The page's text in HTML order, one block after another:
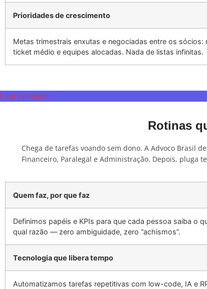
Prioridades de crescimento
Metas trimestrais enxutas e negociadas entre os sócios:
ticket médio e equipes alocadas. Nada de listas infinitas.
Fale conosco
Rotinas
Chega de tarefas voando sem dono. A Advoco Brasil
Financeiro, Paralegal e Administração. Depois,
Quem faz, por que faz
Definimos papéis e KPIs para que cada pessoa saiba o
qual razão — zero ambiguidade, zero “achismos”.
Tecnologia que libera tempo
Automatizamos tarefas repetitivas com low-code, IA e